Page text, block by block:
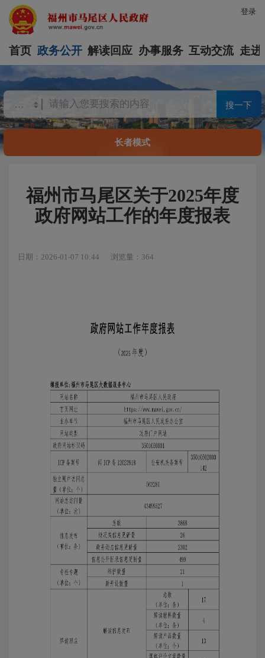
登录
首页 政务公开 解读回应 办事服务 互动交流 走进
搜一下
长者模式
福州市马尾区关于2025年度
政府网站工作的年度报表
日期：2026-01-07 10:44 浏览量：364